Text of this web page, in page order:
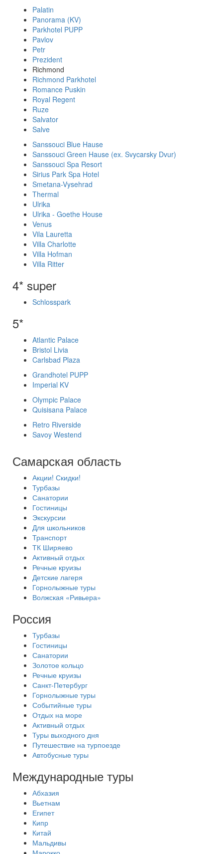
Palatin
Panorama (KV)
Parkhotel PUPP
Pavlov
Petr
Prezident
Richmond
Richmond Parkhotel
Romance Puskin
Royal Regent
Ruze
Salvator
Salve
Sanssouci Blue Hause
Sanssouci Green Hause (ex. Svycarsky Dvur)
Sanssouci Spa Resort
Sirius Park Spa Hotel
Smetana-Vysehrad
Thermal
Ulrika
Ulrika - Goethe House
Venus
Vila Lauretta
Villa Charlotte
Villa Hofman
Villa Ritter
4* super
Schlosspark
5*
Atlantic Palace
Bristol Livia
Carlsbad Plaza
Grandhotel PUPP
Imperial KV
Olympic Palace
Quisisana Palace
Retro Riverside
Savoy Westend
Самарская область
Акции! Скидки!
Турбазы
Санатории
Гостиницы
Экскурсии
Для школьников
Транспорт
ТК Ширяево
Активный отдых
Речные круизы
Детские лагеря
Горнолыжные туры
Волжская «Ривьера»
Россия
Турбазы
Гостиницы
Санатории
Золотое кольцо
Речные круизы
Санкт-Петербург
Горнолыжные туры
Событийные туры
Отдых на море
Активный отдых
Туры выходного дня
Путешествие на турпоезде
Автобусные туры
Международные туры
Абхазия
Вьетнам
Египет
Кипр
Китай
Мальдивы